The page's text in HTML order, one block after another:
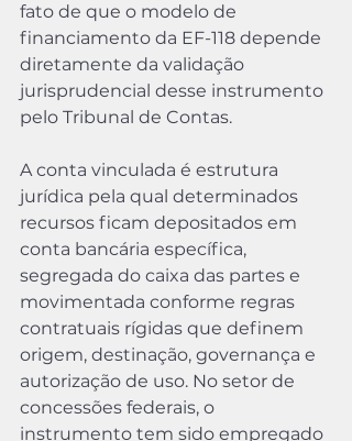
fato de que o modelo de
financiamento da EF-118 depende
diretamente da validação
jurisprudencial desse instrumento
pelo Tribunal de Contas.
A conta vinculada é estrutura
jurídica pela qual determinados
recursos ficam depositados em
conta bancária específica,
segregada do caixa das partes e
movimentada conforme regras
contratuais rígidas que definem
origem, destinação, governança e
autorização de uso. No setor de
concessões federais, o
instrumento tem sido empregado